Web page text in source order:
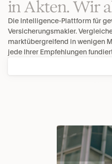
in Akten. Wir
Die Intelligence-Plattform für
Versicherungsmakler.
marktübergreifend in wenigen
jede Ihrer Empfehlungen